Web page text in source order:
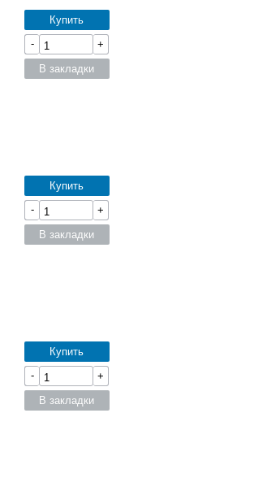
Купить
-
+
В закладки
Купить
-
+
В закладки
Купить
-
+
В закладки